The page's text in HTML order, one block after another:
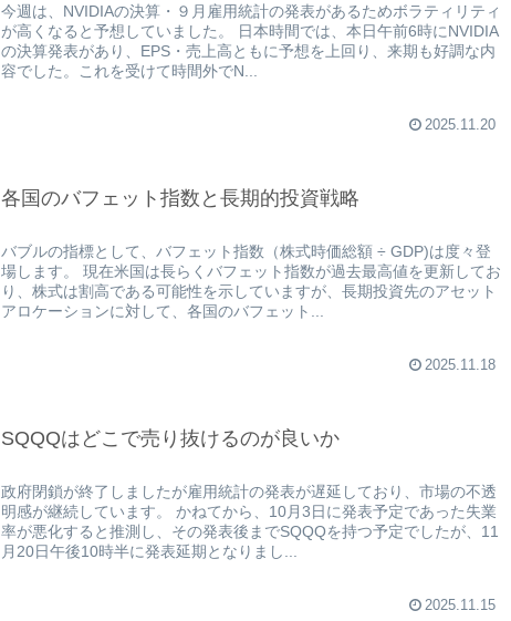
今週は、NVIDIAの決算・９月雇用統計の発表があるためボラティリティ
が高くなると予想していました。 日本時間では、本日午前6時にNVIDIA
の決算発表があり、EPS・売上高ともに予想を上回り、来期も好調な内
容でした。これを受けて時間外でN...
2025.11.20
各国のバフェット指数と長期的投資戦略
バブルの指標として、バフェット指数（株式時価総額 ÷ GDP)は度々登
場します。 現在米国は長らくバフェット指数が過去最高値を更新してお
り、株式は割高である可能性を示していますが、長期投資先のアセット
アロケーションに対して、各国のバフェット...
2025.11.18
SQQQはどこで売り抜けるのが良いか
政府閉鎖が終了しましたが雇用統計の発表が遅延しており、市場の不透
明感が継続しています。 かねてから、10月3日に発表予定であった失業
率が悪化すると推測し、その発表後までSQQQを持つ予定でしたが、11
月20日午後10時半に発表延期となりまし...
2025.11.15